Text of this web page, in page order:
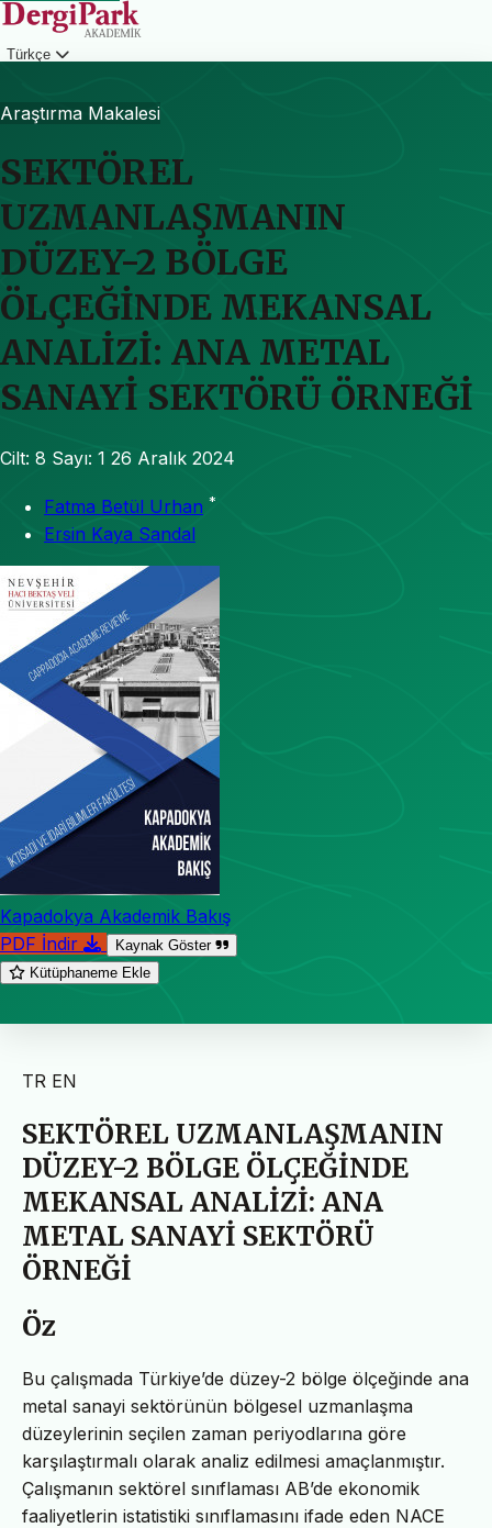
Türkçe
Araştırma Makalesi
SEKTÖREL
UZMANLAŞMANIN
DÜZEY-2 BÖLGE
ÖLÇEĞİNDE MEKANSAL
ANALİZİ: ANA METAL
SANAYİ SEKTÖRÜ ÖRNEĞİ
Cilt: 8 Sayı: 1 26 Aralık 2024
Fatma Betül Urhan *
Ersin Kaya Sandal
Kapadokya Akademik Bakış
PDF İndir
Kaynak Göster
Kütüphaneme Ekle
TR EN
SEKTÖREL UZMANLAŞMANIN
DÜZEY-2 BÖLGE ÖLÇEĞİNDE
MEKANSAL ANALİZİ: ANA
METAL SANAYİ SEKTÖRÜ
ÖRNEĞİ
Öz
Bu çalışmada Türkiye’de düzey-2 bölge ölçeğinde ana
metal sanayi sektörünün bölgesel uzmanlaşma
düzeylerinin seçilen zaman periyodlarına göre
karşılaştırmalı olarak analiz edilmesi amaçlanmıştır.
Çalışmanın sektörel sınıflaması AB’de ekonomik
faaliyetlerin istatistiki sınıflamasını ifade eden NACE